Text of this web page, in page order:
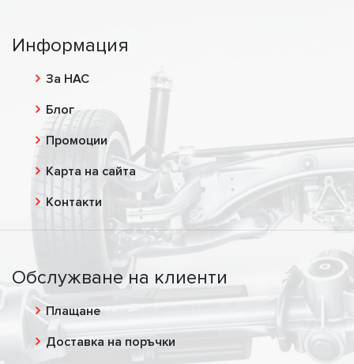
Информация
За НАС
Блог
Промоции
Карта на сайта
Контакти
Обслужване на клиенти
Плащане
Доставка на поръчки